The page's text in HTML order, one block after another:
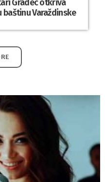
Gradec otkriva
Varaždinske